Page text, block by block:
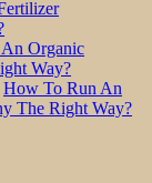
Organic
Way?
How To Run An
The Right Way?